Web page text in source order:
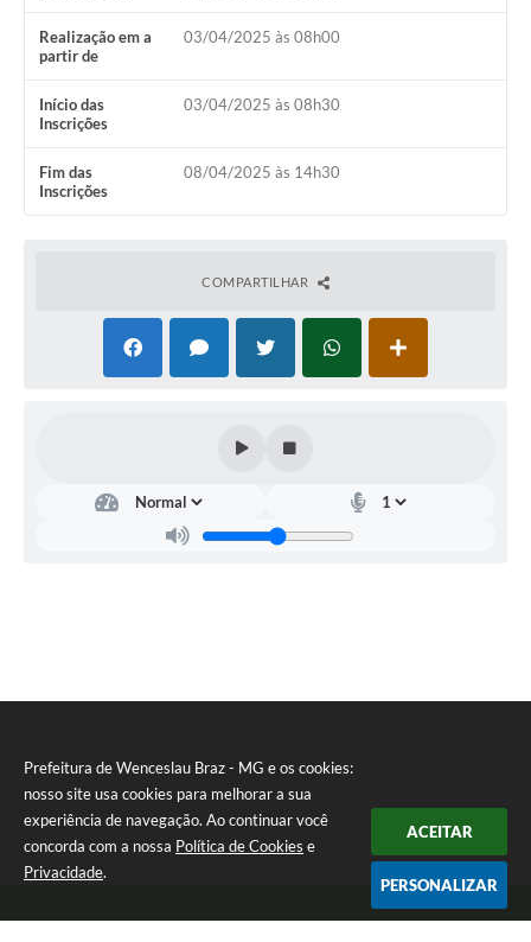
Prefeitura de Wenceslau Braz - MG e os cookies:
nosso site usa cookies para melhorar a sua
experiência de navegação. Ao continuar você
concorda com a nossa Política de Cookies e
Privacidade.
ACEITAR
PERSONALIZAR
Realização em a
partir de
03/04/2025 às 08h00
Início das
Inscrições
03/04/2025 às 08h30
Fim das
Inscrições
08/04/2025 às 14h30
COMPARTILHAR
Telefone: (35) 99971-1768